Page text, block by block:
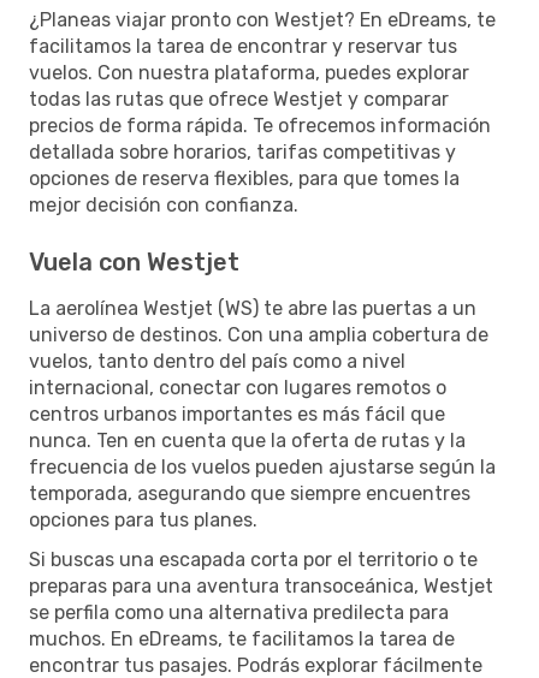
¿Planeas viajar pronto con Westjet? En eDreams, te
facilitamos la tarea de encontrar y reservar tus
vuelos. Con nuestra plataforma, puedes explorar
todas las rutas que ofrece Westjet y comparar
precios de forma rápida. Te ofrecemos información
detallada sobre horarios, tarifas competitivas y
opciones de reserva flexibles, para que tomes la
mejor decisión con confianza.
Vuela con Westjet
La aerolínea Westjet (WS) te abre las puertas a un
universo de destinos. Con una amplia cobertura de
vuelos, tanto dentro del país como a nivel
internacional, conectar con lugares remotos o
centros urbanos importantes es más fácil que
nunca. Ten en cuenta que la oferta de rutas y la
frecuencia de los vuelos pueden ajustarse según la
temporada, asegurando que siempre encuentres
opciones para tus planes.
Si buscas una escapada corta por el territorio o te
preparas para una aventura transoceánica, Westjet
se perfila como una alternativa predilecta para
muchos. En eDreams, te facilitamos la tarea de
encontrar tus pasajes. Podrás explorar fácilmente